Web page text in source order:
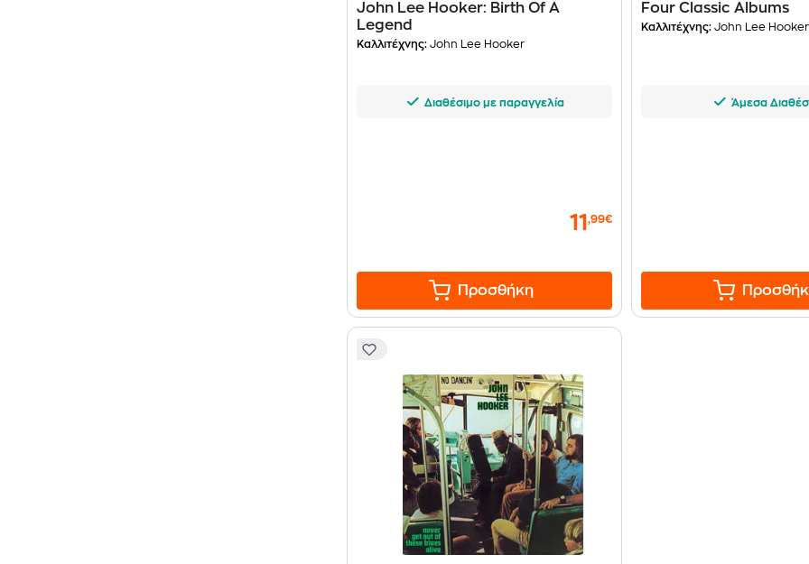
John Lee Hooker: Birth Of A
Legend
Καλλιτέχνης: John Lee Hooker
Διαθέσιμο με παραγγελία
11,99€
Προσθήκη
Four Classic Albums
Καλλιτέχνης: John Lee Hooker
Άμεσα